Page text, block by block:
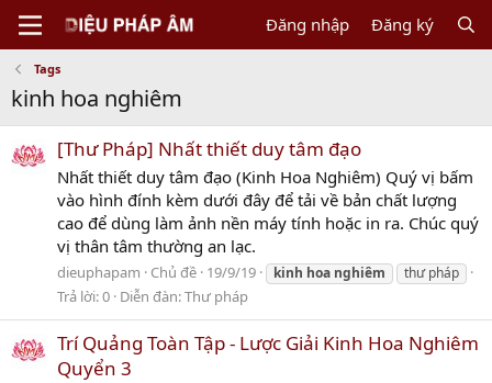
Đăng nhập Đăng ký
Tags
kinh hoa nghiêm
[Thư Pháp] Nhất thiết duy tâm đạo
Nhất thiết duy tâm đạo (Kinh Hoa Nghiêm) Quý vị bấm
vào hình đính kèm dưới đây để tải về bản chất lượng
cao để dùng làm ảnh nền máy tính hoặc in ra. Chúc quý
vị thân tâm thường an lạc.
dieuphapam Chủ đề 19/9/19 kinh hoa nghiêm thư pháp
Trả lời: 0 Diễn đàn:Thư pháp
Trí Quảng Toàn Tập - Lược Giải Kinh Hoa Nghiêm
Quyển 3